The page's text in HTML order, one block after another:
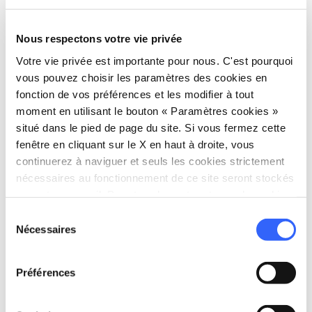
Nous respectons votre vie privée
Votre vie privée est importante pour nous. C'est pourquoi
vous pouvez choisir les paramètres des cookies en
fonction de vos préférences et les modifier à tout
moment en utilisant le bouton « Paramètres cookies »
situé dans le pied de page du site. Si vous fermez cette
fenêtre en cliquant sur le X en haut à droite, vous
continuerez à naviguer et seuls les cookies strictement
nécessaires au fonctionnement de ce site seront stockés
Nécessaires
Préférences
lac Bilancino
Kayak et SUP sur le lac de Bilancino - Credit: T-
rafting
Dans leMugello
, le lac de Bilancino - un
bassin artificiel qui recueille les eaux de la